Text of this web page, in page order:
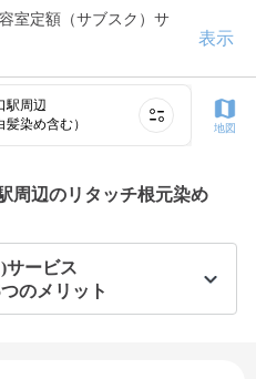
室定額（サブスク）サ
表示
駅周辺
染め含む）
地図
周辺のリタッチ根元染め
サービス
のメリット